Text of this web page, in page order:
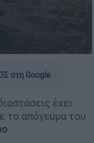
στη Google
έχει
το απόγευμα του
.